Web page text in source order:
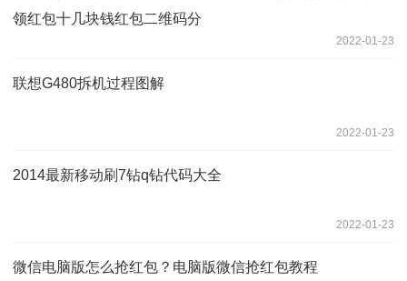
领红包十几块钱红包二维码分
2022-01-23
联想G480拆机过程图解
2022-01-23
2014最新移动刷7钻q钻代码大全
2022-01-23
微信电脑版怎么抢红包？电脑版微信抢红包教程